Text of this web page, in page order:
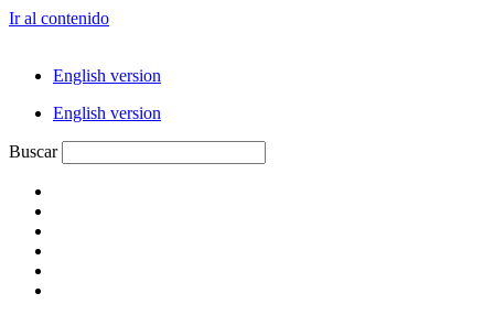
Ir al contenido
English version
English version
Buscar